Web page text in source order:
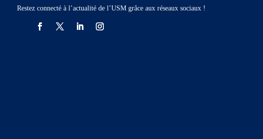
Restez connecté à l’actualité de l’USM grâce aux réseaux sociaux !